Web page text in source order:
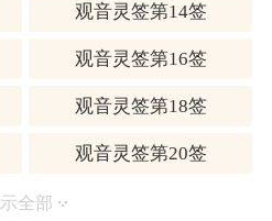
待时则吉也。
时来。事亦偶然。
观音灵签第14签
观音灵签第16签
观音灵签第18签
观音灵签第20签
全部